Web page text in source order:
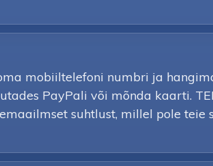
mobiiltelefoni numbri ja
PayPali või mõnda kaarti.
suhtlust, millel pole teie